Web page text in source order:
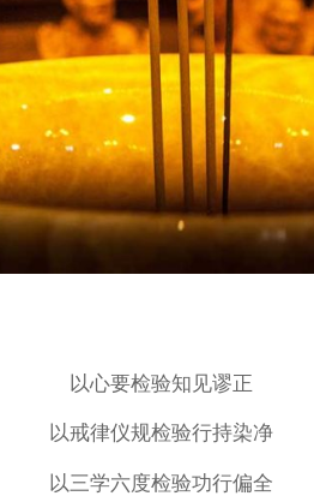
以心要检验知见谬正
以戒律仪规检验行持染净
以三学六度检验功行偏全